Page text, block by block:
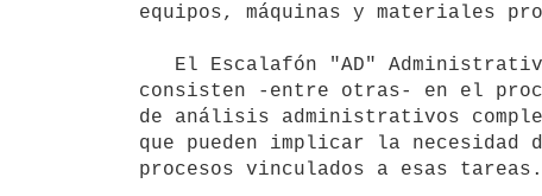
equipos, máquinas y materiales
consisten -entre otras- en el
de análisis administrativos
que pueden implicar la
procesos vinculados a esas tareas.